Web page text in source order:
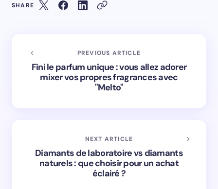
SHARE
PREVIOUS ARTICLE
Fini le parfum unique : vous allez adorer
mixer vos propres fragrances avec
"Melto"
NEXT ARTICLE
Diamants de laboratoire vs diamants
naturels : que choisir pour un achat
éclairé ?